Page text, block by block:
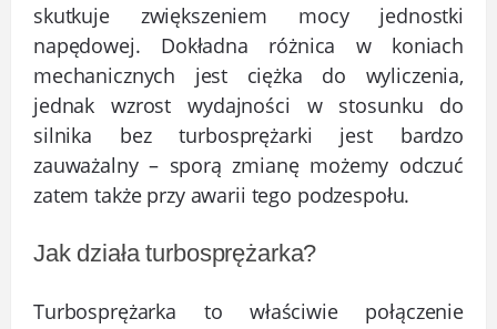
skutkuje zwiększeniem mocy jednostki
napędowej. Dokładna różnica w koniach
mechanicznych jest ciężka do wyliczenia,
jednak wzrost wydajności w stosunku do
silnika bez turbosprężarki jest bardzo
zauważalny – sporą zmianę możemy odczuć
zatem także przy awarii tego podzespołu.
Jak działa turbosprężarka?
Turbosprężarka to właściwie połączenie